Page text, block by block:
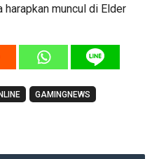
muncul di Elder
GAMINGNEWS